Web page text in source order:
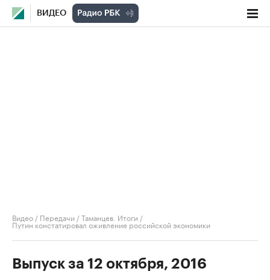
ВИДЕО
Видео / Передачи /Таманцев. Итоги /
Путин констатировал оживление российской экономики
Выпуск за 12 октября, 2016